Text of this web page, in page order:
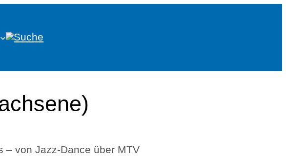
– von Jazz-Dance über MTV